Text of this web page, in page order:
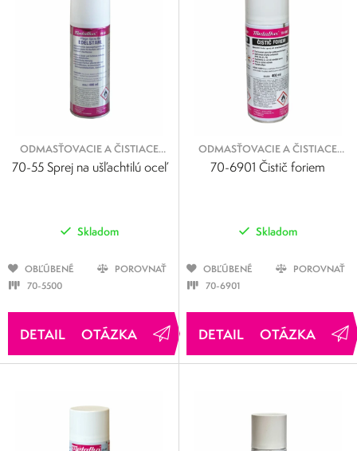
ODMASŤOVACIE A ČISTIACE
SPREJE
70-55 Sprej na ušľachtilú oceľ
Skladom
OBĽÚBENÉ
POROVNAŤ
70-5500
OTÁZKA
ODMASŤOVACIE A ČISTIACE
SPREJE
70-6901 Čistič foriem
Skladom
OBĽÚBENÉ
POROVNAŤ
70-6901
OTÁZKA